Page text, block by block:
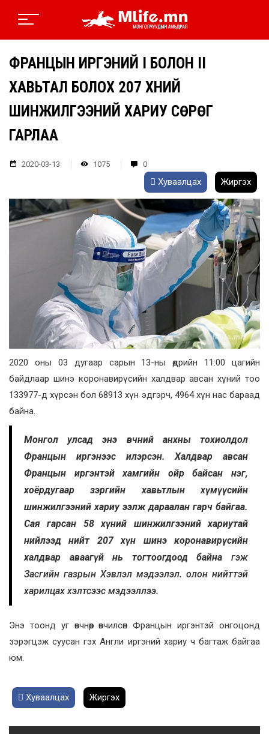
ФРАНЦЫН ИРГЭНИЙ I БОЛОН II
ХАВЬТАЛ БОЛОХ 207 ХҮНИЙ
ШИНЖИЛГЭЭНИЙ ХАРИУ СӨРӨГ
ГАРЛАА
2020-03-13 1075 0
Хуваалцах Жиргэх
2020 оны 03 дугаар сарын 13-ны өдрийн 11:00 цагийн
байдлаар шинэ коронавирүсийн халдвар авсан хүний тоо
133977-д хүрсэн бол 68913 хүн эдгэрч, 4964 хүн нас бараад
байна.
Монгол улсад энэ өвчний анхны тохиолдол
Францын иргэнээс илэрсэн. Халдвар авсан
Францын иргэнтэй хамгийн ойр байсан нэг,
хоёрдугаар зэргийн хавьтлын хүмүүсийн
шинжилгээний хариу ээлж дараалан гарч байгаа.
Сая гарсан 58 хүний шинжилгээний хариутай
нийлээд нийт 207 хүн шинэ коронавирүсийн
халдвар аваагүй нь тогтоогдоод байна гэж
Засгийн газрын Хэвлэл мэдээлэл. олон нийттэй
харилцах хэлтсээс мэдээллээ.
Энэ тоонд уг өвчнөөр өвчилсөн Францын иргэнтэй онгоцонд
зэрэгцэж суусан гэх Англи иргэний хариу ч багтаж байгаа
юм.
Хуваалцах Жиргэх